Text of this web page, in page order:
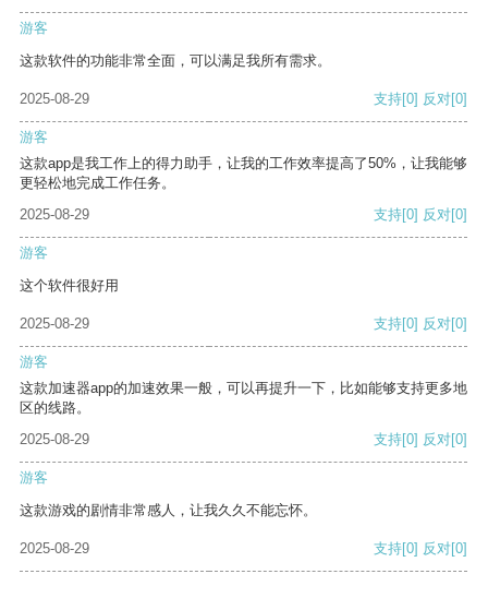
游客
这款软件的功能非常全面，可以满足我所有需求。
2025-08-29 支持[0] 反对[0]
游客
这款app是我工作上的得力助手，让我的工作效率提高了50%，让我能够
更轻松地完成工作任务。
2025-08-29
支持[0] 反对[0]
游客
这个软件很好用
2025-08-29 支持[0] 反对[0]
游客
这款加速器app的加速效果一般，可以再提升一下，比如能够支持更多地
区的线路。
2025-08-29
支持[0] 反对[0]
游客
这款游戏的剧情非常感人，让我久久不能忘怀。
2025-08-29 支持[0] 反对[0]